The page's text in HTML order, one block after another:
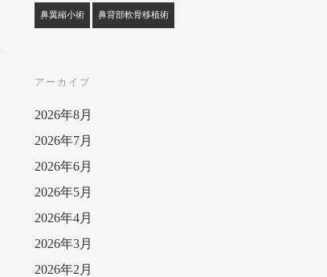
鼻翼縮小術 鼻背部軟骨移植術
アーカイブ
2026年8月
2026年7月
2026年6月
2026年5月
2026年4月
2026年3月
2026年2月